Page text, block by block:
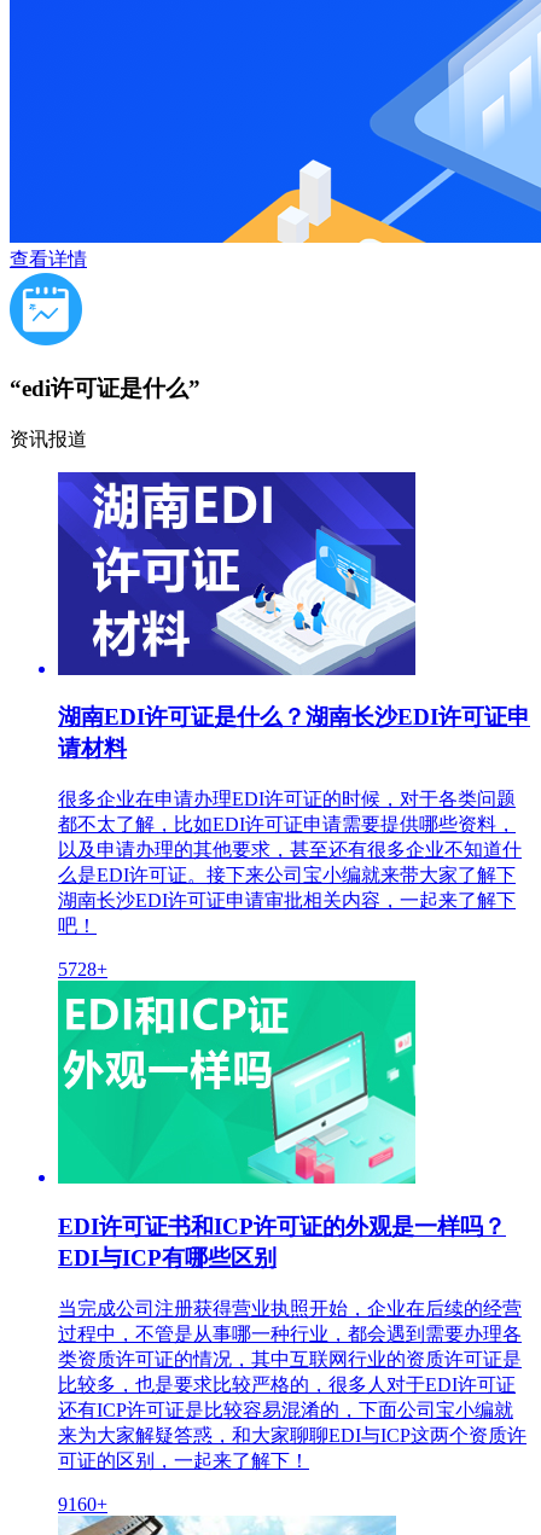
查看详情
“edi许可证是什么”
资讯报道
湖南EDI许可证是什么？湖南长沙EDI许可证申
请材料
很多企业在申请办理EDI许可证的时候，对于各类问题
都不太了解，比如EDI许可证申请需要提供哪些资料，
以及申请办理的其他要求，甚至还有很多企业不知道什
么是EDI许可证。接下来公司宝小编就来带大家了解下
湖南长沙EDI许可证申请审批相关内容，一起来了解下
吧！
5728+
EDI许可证书和ICP许可证的外观是一样吗？
EDI与ICP有哪些区别
当完成公司注册获得营业执照开始，企业在后续的经营
过程中，不管是从事哪一种行业，都会遇到需要办理各
类资质许可证的情况，其中互联网行业的资质许可证是
比较多，也是要求比较严格的，很多人对于EDI许可证
还有ICP许可证是比较容易混淆的，下面公司宝小编就
来为大家解疑答惑，和大家聊聊EDI与ICP这两个资质许
可证的区别，一起来了解下！
9160+